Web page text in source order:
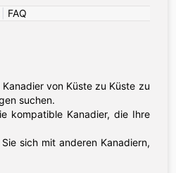
FAQ
von Küste zu Küste zu
suchen.
kompatible Kanadier, die Ihre
sich mit anderen Kanadiern,